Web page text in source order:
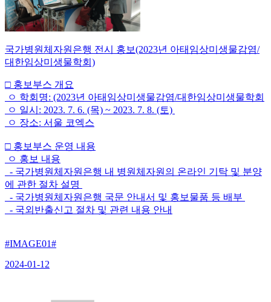
국가병원체자원은행 전시 홍보(2023년 아태임상미생물감염/
대한임상미생물학회)
□ 홍보부스 개요
ㅇ 학회명: (2023년 아태임상미생물감염/대한임상미생물학회
ㅇ 일시: 2023. 7. 6. (목) ~ 2023. 7. 8. (토)
ㅇ 장소: 서울 코엑스
□ 홍보부스 운영 내용
ㅇ 홍보 내용
- 국가병원체자원은행 내 병원체자원의 온라인 기탁 및 분양
에 관한 절차 설명
- 국가병원체자원은행 국문 안내서 및 홍보물품 등 배부
- 국외반출신고 절차 및 관련 내용 안내
#IMAGE01#
2024-01-12